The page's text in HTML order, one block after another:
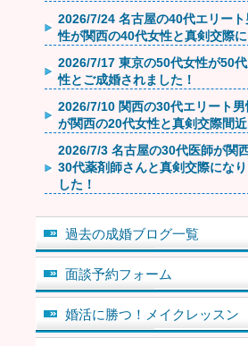
2026/7/24 名古屋の40代エリート
性が関西の40代女性と真剣交際に
2026/7/17 東京の50代女性が50
性とご成婚されました！
2026/7/10 関西の30代エリート男
が関西の20代女性と真剣交際間近
2026/7/3 名古屋の30代医師が関
30代薬剤師さんと真剣交際になり
した！
過去の成婚ブログ一覧
面談予約フォーム
婚活に勝つ！メイクレッスン